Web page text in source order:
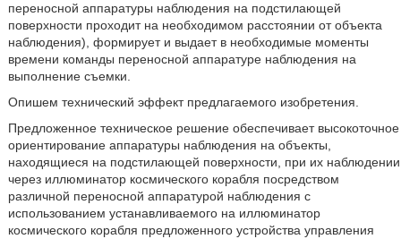
переносной аппаратуры наблюдения на подстилающей
поверхности проходит на необходимом расстоянии от объекта
наблюдения), формирует и выдает в необходимые моменты
времени команды переносной аппаратуре наблюдения на
выполнение съемки.
Опишем технический эффект предлагаемого изобретения.
Предложенное техническое решение обеспечивает высокоточное
ориентирование аппаратуры наблюдения на объекты,
находящиеся на подстилающей поверхности, при их наблюдении
через иллюминатор космического корабля посредством
различной переносной аппаратурой наблюдения с
использованием устанавливаемого на иллюминатор
космического корабля предложенного устройства управления